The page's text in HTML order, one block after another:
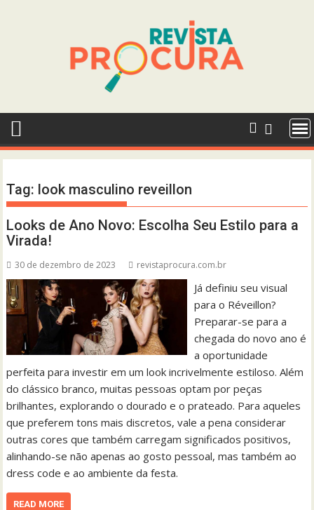
Tag: look masculino reveillon
Looks de Ano Novo: Escolha Seu Estilo para a
Virada!
30 de dezembro de 2023 revistaprocura.com.br
Já definiu seu visual
para o Réveillon?
Preparar-se para a
chegada do novo ano é
a oportunidade
perfeita para investir em um look incrivelmente estiloso. Além
do clássico branco, muitas pessoas optam por peças
brilhantes, explorando o dourado e o prateado. Para aqueles
que preferem tons mais discretos, vale a pena considerar
outras cores que também carregam significados positivos,
alinhando-se não apenas ao gosto pessoal, mas também ao
dress code e ao ambiente da festa.
READ MORE